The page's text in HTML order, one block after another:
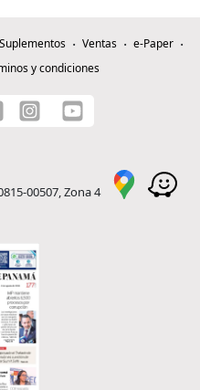
Suplementos Ventas
e-Paper
y condiciones
00507, Zona 4